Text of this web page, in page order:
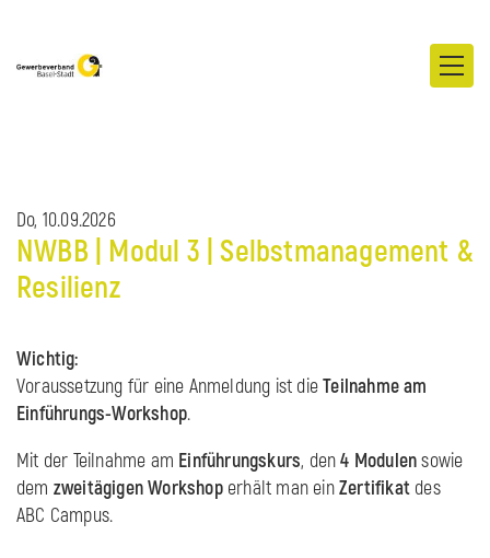
Do, 10.09.2026
NWBB | Modul 3 | Selbstmanagement &
Resilienz
Wichtig:
Voraussetzung für eine Anmeldung ist dieTeilnahme am
Einführungs-Workshop.
Mit der Teilnahme am Einführungskurs, den4 Modulensowie
dem zweitägigen Workshoperhält man einZertifikat des
ABC Campus.